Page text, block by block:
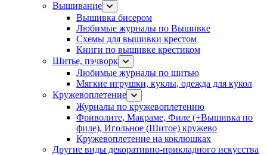
Вышивание
Вышивка бисером
Любимые журналы по Вышивке
Схемы для вышивки крестом
Книги по вышивке крестиком
Шитье, пэчворк
Любимые журналы по шитью
Мягкие игрушки, куклы, одежда для кукол
Кружевоплетение
Журналы по кружевоплетению
Фриволите, Макраме, Филе (+Вышивка по
филе), Игольное (Шитое) кружево
Кружевоплетение на коклюшках
Другие виды декоративно-прикладного искусства